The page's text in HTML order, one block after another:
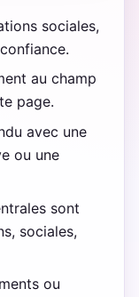
sociales,
au champ
page.
avec une
ou une
sont
sociales,
ou